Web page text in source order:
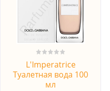
L'Imperatrice
Туалетная вода 100
мл